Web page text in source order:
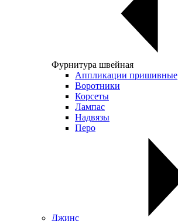
Фурнитура швейная
Аппликации пришивные
Воротники
Корсеты
Лампас
Надвязы
Перо
Джинс